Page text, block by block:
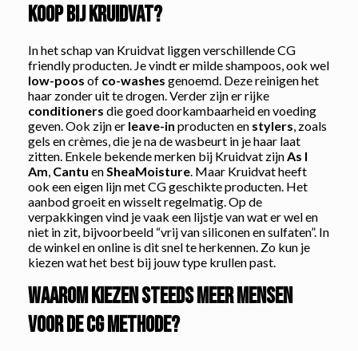
koop bij Kruidvat?
In het schap van Kruidvat liggen verschillende CG
friendly producten. Je vindt er milde shampoos, ook wel
low-poos of co-washes genoemd. Deze reinigen het
haar zonder uit te drogen. Verder zijn er rijke
conditioners die goed doorkambaarheid en voeding
geven. Ook zijn er leave-in producten en stylers, zoals
gels en crèmes, die je na de wasbeurt in je haar laat
zitten. Enkele bekende merken bij Kruidvat zijnAs I
Am, Cantu enSheaMoisture. Maar Kruidvat heeft
ook een eigen lijn met CG geschikte producten. Het
aanbod groeit en wisselt regelmatig. Op de
verpakkingen vind je vaak een lijstje van wat er wel en
niet in zit, bijvoorbeeld “vrij van siliconen en sulfaten”. In
de winkel en online is dit snel te herkennen. Zo kun je
kiezen wat het best bij jouw type krullen past.
Waarom kiezen steeds meer mensen
voor de CG methode?